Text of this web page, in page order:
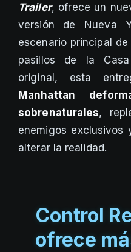
Trailer, ofrece un
versión de Nueva
escenario principal
pasillos de la
original, esta
Manhattan
sobrenaturales,
enemigos exclusivos
alterar la realidad.
Control
ofrece